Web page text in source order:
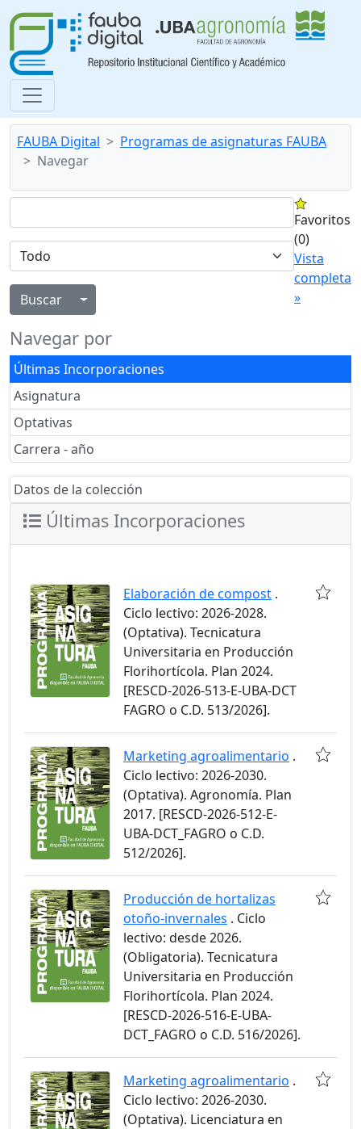
FAUBA Digital
Programas de asignaturas FAUBA
Navegar
Alternar menú desplegable
Favoritos
(0)
Vista
completa
»
Navegar por
Últimas Incorporaciones
Asignatura
Optativas
Carrera - año
Datos de la colección
Últimas Incorporaciones
Elaboración de compost .
Ciclo lectivo: 2026-2028.
(Optativa). Tecnicatura
Universitaria en Producción
Florihortícola. Plan 2024.
[RESCD-2026-513-E-UBA-DCT
FAGRO o C.D. 513/2026].
Marketing agroalimentario .
Ciclo lectivo: 2026-2030.
(Optativa). Agronomía. Plan
2017. [RESCD-2026-512-E-
UBA-DCT_FAGRO o C.D.
512/2026].
Producción de hortalizas
otoño-invernales . Ciclo
lectivo: desde 2026.
(Obligatoria). Tecnicatura
Universitaria en Producción
Florihortícola. Plan 2024.
[RESCD-2026-516-E-UBA-
DCT_FAGRO o C.D. 516/2026].
Marketing agroalimentario .
Ciclo lectivo: 2026-2030.
(Optativa). Licenciatura en